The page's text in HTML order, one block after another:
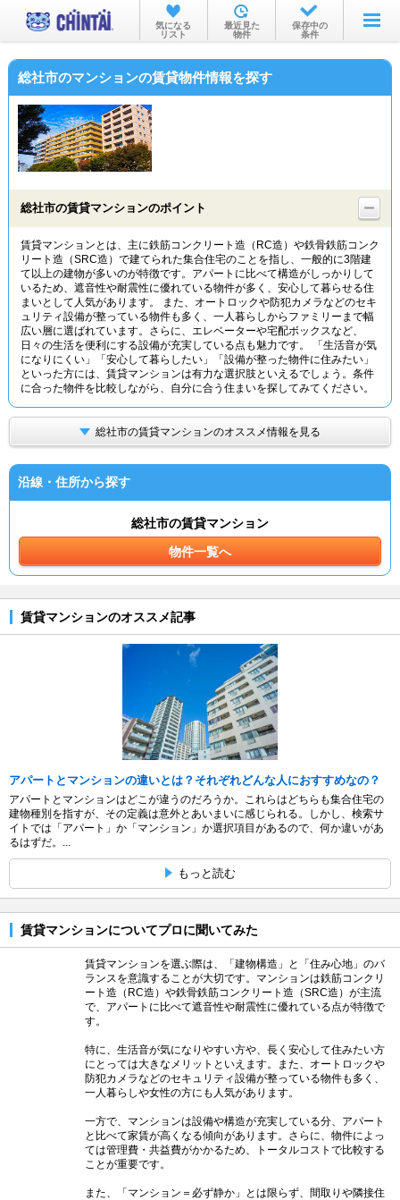
お部屋を探す
沿線・駅から
物件特集から
TOP
気になる
リスト
最近見た
物件
保存中の
条件
総社市のマンションの賃貸物件情報を探す
総社市の賃貸マンションのポイント
賃貸マンションとは、主に鉄筋コンクリート造（RC造）や鉄骨鉄筋コンク
リート造（SRC造）で建てられた集合住宅のことを指し、一般的に3階建
て以上の建物が多いのが特徴です。アパートに比べて構造がしっかりして
いるため、遮音性や耐震性に優れている物件が多く、安心して暮らせる住
まいとして人気があります。 また、オートロックや防犯カメラなどのセキ
ュリティ設備が整っている物件も多く、一人暮らしからファミリーまで幅
広い層に選ばれています。さらに、エレベーターや宅配ボックスなど、
日々の生活を便利にする設備が充実している点も魅力です。 「生活音が気
になりにくい」「安心して暮らしたい」「設備が整った物件に住みたい」
といった方には、賃貸マンションは有力な選択肢といえるでしょう。条件
に合った物件を比較しながら、自分に合う住まいを探してみてください。
総社市の賃貸マンションのオススメ情報を見る
沿線・住所から探す
総社市の賃貸マンション
物件一覧へ
賃貸マンションのオススメ記事
アパートとマンションの違いとは？それぞれどんな人におすすめなの？
アパートとマンションはどこが違うのだろうか。これらはどちらも集合住宅の
建物種別を指すが、その定義は意外とあいまいに感じられる。しかし、検索サ
イトでは「アパート」か「マンション」か選択項目があるので、何か違いがあ
るはずだ。...
もっと読む
賃貸マンションについてプロに聞いてみた
賃貸マンションを選ぶ際は、「建物構造」と「住み心地」のバ
ランスを意識することが大切です。マンションは鉄筋コンクリ
ート造（RC造）や鉄骨鉄筋コンクリート造（SRC造）が主流
で、アパートに比べて遮音性や耐震性に優れている点が特徴で
す。
特に、生活音が気になりやすい方や、長く安心して住みたい方
にとっては大きなメリットといえます。また、オートロックや
防犯カメラなどのセキュリティ設備が整っている物件も多く、
一人暮らしや女性の方にも人気があります。
一方で、マンションは設備や構造が充実している分、アパート
と比べて家賃が高くなる傾向があります。さらに、物件によっ
ては管理費・共益費がかかるため、トータルコストで比較する
ことが重要です。
また、「マンション＝必ず静か」とは限らず、間取りや隣接住